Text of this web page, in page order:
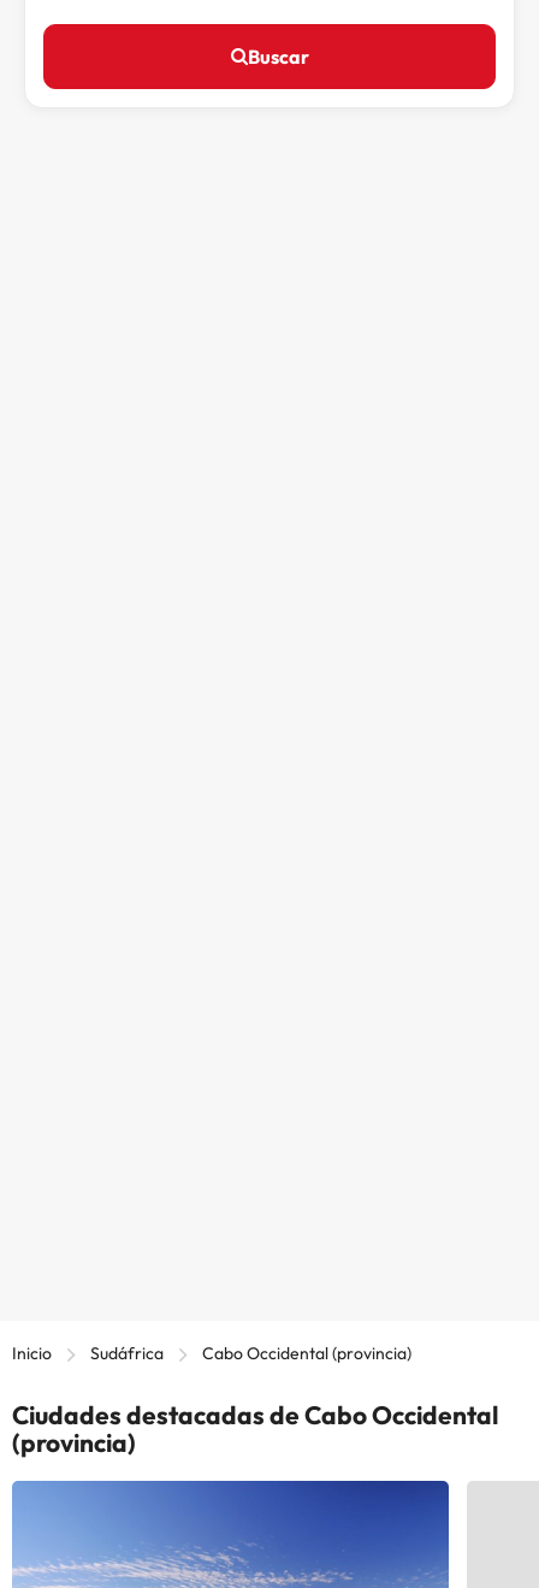
Buscar
Inicio Sudáfrica Cabo Occidental (provincia)
Ciudades destacadas de Cabo Occidental
(provincia)